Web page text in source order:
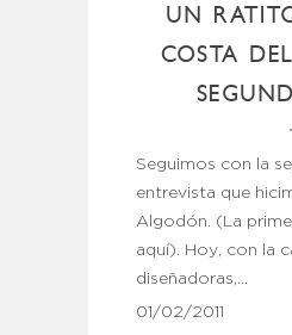
UN
COSTA
Seguimos con la
entrevista que
Algodón. (La
aquí). Hoy, con la
diseñadoras,…
01/02/2011